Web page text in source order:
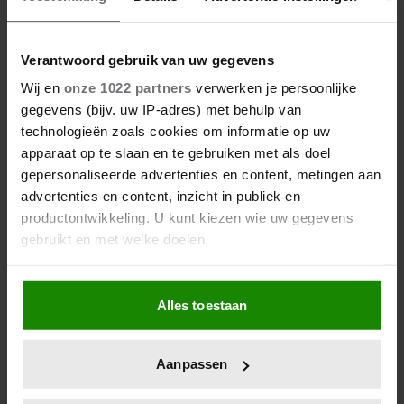
Verantwoord gebruik van uw gegevens
Wij en onze 1022 partners verwerken je persoonlijke
gegevens (bijv. uw IP-adres) met behulp van
technologieën zoals cookies om informatie op uw
apparaat op te slaan en te gebruiken met als doel
gepersonaliseerde advertenties en content, metingen aan
advertenties en content, inzicht in publiek en
productontwikkeling. U kunt kiezen wie uw gegevens
gebruikt en met welke doelen.
Als u het toestaat, willen we ook graag:
Informatie verzamelen over uw geografische
locatie, die tot een paar meter nauwkeurig kan zijn
scannen op specifieke eigenschappen (fingerprinting)
Alles toestaan
Aanpassen
7 januari 2026
5 LEUKE WEETJES OVER PIETER
VAN VOLLENHOVEN